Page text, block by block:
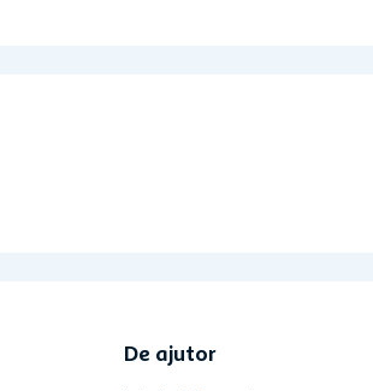
De ajutor